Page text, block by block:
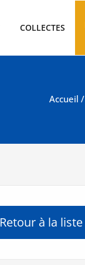
COLLECTES
Accueil /
Retour à la liste